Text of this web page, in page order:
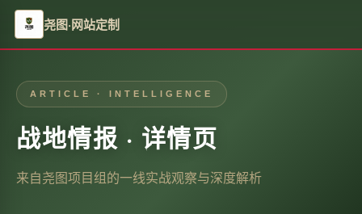
尧图·网站定制
ARTICLE · INTELLIGENCE
战地情报 · 详情页
来自尧图项目组的一线实战观察与深度解析